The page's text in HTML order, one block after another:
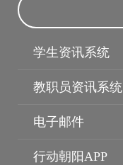
学生资讯系统
教职员资讯系统
电子邮件
行动朝阳APP